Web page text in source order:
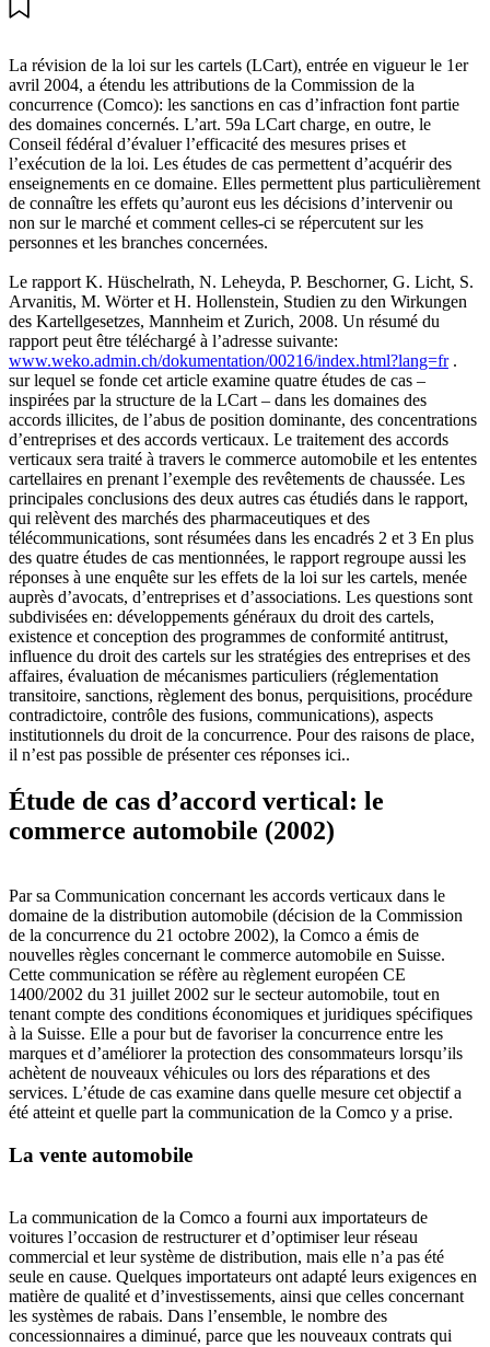
La révision de la loi sur les cartels (LCart), entrée en vigueur le 1er
avril 2004, a étendu les attributions de la Commission de la
concurrence (Comco): les sanctions en cas d’infraction font partie
des domaines concernés. L’art. 59a LCart charge, en outre, le
Conseil fédéral d’évaluer l’efficacité des mesures prises et
l’exécution de la loi. Les études de cas permettent d’acquérir des
enseignements en ce domaine. Elles permettent plus particulièrement
de connaître les effets qu’auront eus les décisions d’intervenir ou
non sur le marché et comment celles-ci se répercutent sur les
personnes et les branches concernées.
Le rapport K. Hüschelrath, N. Leheyda, P. Beschorner, G. Licht, S.
Arvanitis, M. Wörter et H. Hollenstein, Studien zu den Wirkungen
des Kartellgesetzes, Mannheim et Zurich, 2008. Un résumé du
rapport peut être téléchargé à l’adresse suivante:
www.weko.admin.ch/dokumentation/00216/index.html?lang=fr.
sur lequel se fonde cet article examine quatre études de cas –
inspirées par la structure de la LCart – dans les domaines des
accords illicites, de l’abus de position dominante, des concentrations
d’entreprises et des accords verticaux. Le traitement des accords
verticaux sera traité à travers le commerce automobile et les ententes
cartellaires en prenant l’exemple des revêtements de chaussée. Les
principales conclusions des deux autres cas étudiés dans le rapport,
qui relèvent des marchés des pharmaceutiques et des
télécommunications, sont résumées dans les encadrés 2 et 3 En plus
des quatre études de cas mentionnées, le rapport regroupe aussi les
réponses à une enquête sur les effets de la loi sur les cartels, menée
auprès d’avocats, d’entreprises et d’associations. Les questions sont
subdivisées en: développements généraux du droit des cartels,
existence et conception des programmes de conformité antitrust,
influence du droit des cartels sur les stratégies des entreprises et des
affaires, évaluation de mécanismes particuliers (réglementation
transitoire, sanctions, règlement des bonus, perquisitions, procédure
contradictoire, contrôle des fusions, communications), aspects
institutionnels du droit de la concurrence. Pour des raisons de place,
il n’est pas possible de présenter ces réponses ici..
Étude de cas d’accord vertical: le
commerce automobile (2002)
Par sa Communication concernant les accords verticaux dans le
domaine de la distribution automobile (décision de la Commission
de la concurrence du 21 octobre 2002), la Comco a émis de
nouvelles règles concernant le commerce automobile en Suisse.
Cette communication se réfère au règlement européen CE
1400/2002 du 31 juillet 2002 sur le secteur automobile, tout en
tenant compte des conditions économiques et juridiques spécifiques
à la Suisse. Elle a pour but de favoriser la concurrence entre les
marques et d’améliorer la protection des consommateurs lorsqu’ils
achètent de nouveaux véhicules ou lors des réparations et des
services. L’étude de cas examine dans quelle mesure cet objectif a
été atteint et quelle part la communication de la Comco y a prise.
La vente automobile
La communication de la Comco a fourni aux importateurs de
voitures l’occasion de restructurer et d’optimiser leur réseau
commercial et leur système de distribution, mais elle n’a pas été
seule en cause. Quelques importateurs ont adapté leurs exigences en
matière de qualité et d’investissements, ainsi que celles concernant
les systèmes de rabais. Dans l’ensemble, le nombre des
concessionnaires a diminué, parce que les nouveaux contrats qui